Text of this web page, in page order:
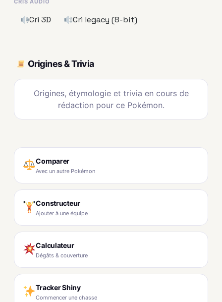
CRIS AUDIO
Cri 3D Cri legacy (8-bit)
Origines & Trivia
Origines, étymologie et trivia en cours de
rédaction pour ce Pokémon.
Comparer
Avec un autre Pokémon
Constructeur
Ajouter à une équipe
Calculateur
Dégâts & couverture
Tracker Shiny
Commencer une chasse